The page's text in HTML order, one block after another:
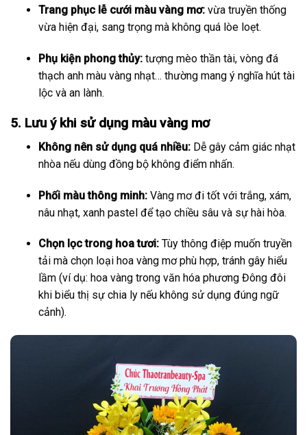
Trang phục lễ cưới màu vàng mơ:vừa truyền thống
vừa hiện đại, sang trọng mà không quá lòe loẹt.
Phụ kiện phong thủy:tượng mèo thần tài, vòng đá
thạch anh màu vàng nhạt… thường mang ý nghĩa hút tài
lộc và an lành.
5. Lưu ý khi sử dụng màu vàng mơ
Không nên sử dụng quá nhiều:Dễ gây cảm giác nhạt
nhòa nếu dùng đồng bộ không điểm nhấn.
Phối màu thông minh:Vàng mơ đi tốt với trắng, xám,
nâu nhạt, xanh pastel để tạo chiều sâu và sự hài hòa.
Chọn lọc trong hoa tươi:Tùy thông điệp muốn truyền
tải mà chọn loại hoa vàng mơ phù hợp, tránh gây hiểu
lầm (ví dụ: hoa vàng trong văn hóa phương Đông đôi
khi biểu thị sự chia ly nếu không sử dụng đúng ngữ
cảnh).